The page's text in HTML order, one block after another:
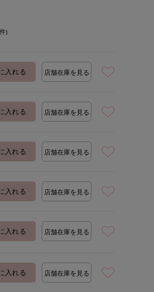
)
入れる 店舗在庫を見る
入れる 店舗在庫を見る
入れる 店舗在庫を見る
入れる 店舗在庫を見る
入れる 店舗在庫を見る
入れる 店舗在庫を見る